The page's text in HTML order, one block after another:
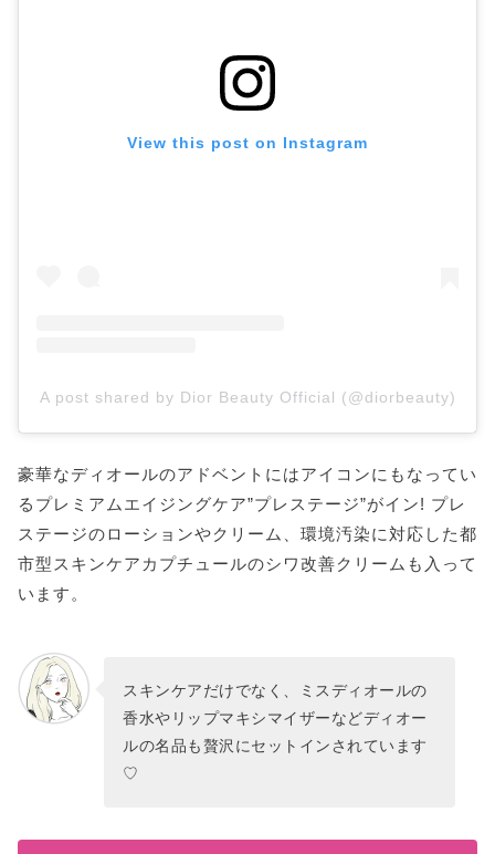
View this post on Instagram
A post shared by Dior Beauty Official (@diorbeauty)
豪華なディオールのアドベントにはアイコンにもなってい
るプレミアムエイジングケア”プレステージ”がイン! プレ
ステージのローションやクリーム、環境汚染に対応した都
市型スキンケアカプチュールのシワ改善クリームも入って
います。
スキンケアだけでなく、ミスディオールの
香水やリップマキシマイザーなどディオー
ルの名品も贅沢にセットインされています
♡